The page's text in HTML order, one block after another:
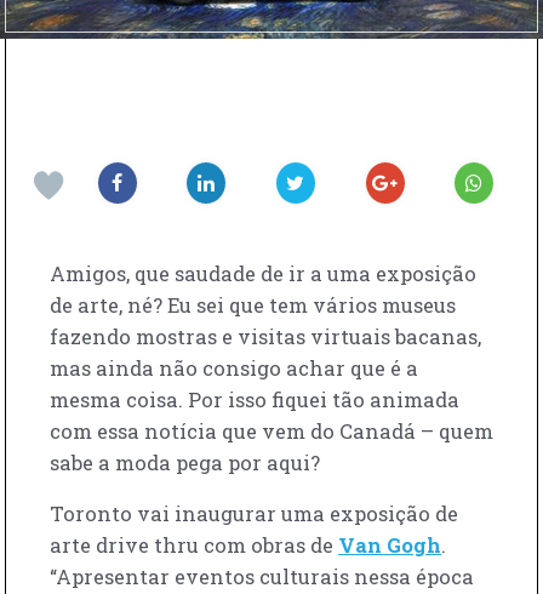
Amigos, que saudade de ir a uma exposição
de arte, né? Eu sei que tem vários museus
fazendo mostras e visitas virtuais bacanas,
mas ainda não consigo achar que é a
mesma coisa. Por isso fiquei tão animada
com essa notícia que vem do Canadá – quem
sabe a moda pega por aqui?
Toronto vai inaugurar uma exposição de
arte drive thru com obras de Van Gogh.
“Apresentar eventos culturais nessa época